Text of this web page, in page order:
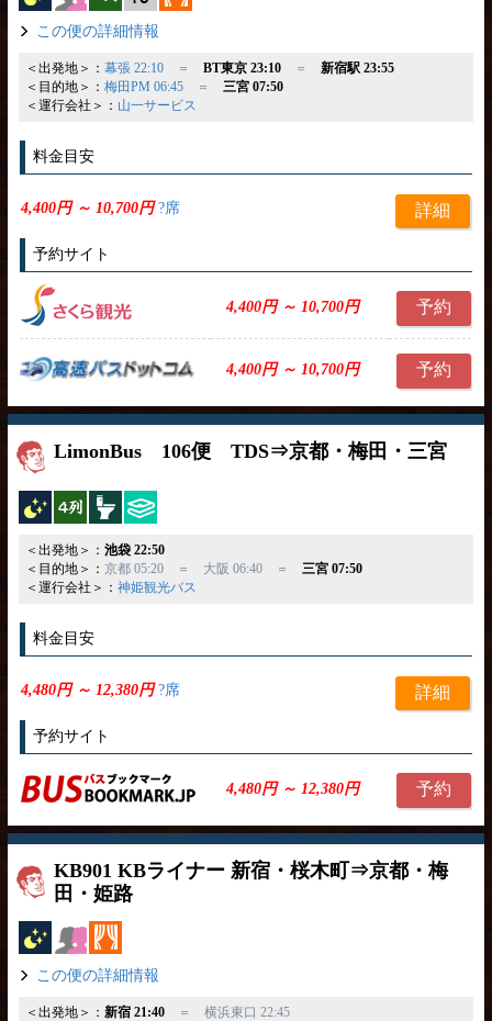
この便の詳細情報
＜出発地＞： 幕張 22:10＝ BT東京 23:10＝ 新宿駅 23:55
＜目的地＞： 梅田PM 06:45＝ 三宮 07:50
＜運行会社＞： 山一サービス
料金目安
4,400円 ～ 10,700円?席 詳細
予約サイト
4,400円 ～ 10,700円 予約
4,400円 ～ 10,700円 予約
LimonBus 106便 TDS⇒京都・梅田・三宮
夜行バス
横4列 トイレ付
＜出発地＞： 池袋 22:50
＜目的地＞： 京都 05:20 ＝ 大阪 06:40 ＝ 三宮 07:50
＜運行会社＞： 神姫観光バス
料金目安
4,480円 ～ 12,380円?席 詳細
予約サイト
4,480円 ～ 12,380円 予約
KB901 KBライナー 新宿・桜木町⇒京都・梅
田・姫路
夜行バス女性安心
この便の詳細情報
＜出発地＞： 新宿 21:40＝ 横浜東口 22:45